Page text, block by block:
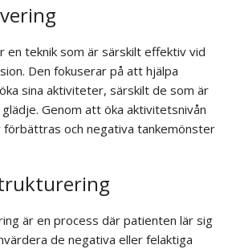
en teknik som är särskilt effektiv vid
Den fokuserar på att hjälpa
sina aktiviteter, särskilt de som är
Genom att öka aktivitetsnivån
förbättras och negativa tankemönster
är en process där patienten lär sig
de negativa eller felaktiga